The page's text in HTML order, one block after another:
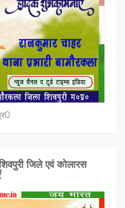
जिले एवं कोलारस